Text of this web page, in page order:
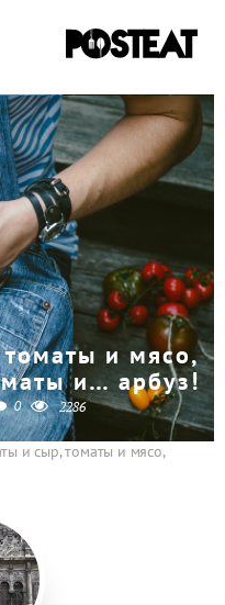
и мясо,
и… арбуз!
0 2286
и сыр, томаты и мясо,